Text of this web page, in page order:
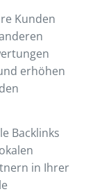
Kunden
erhöhen
Backlinks
in Ihrer